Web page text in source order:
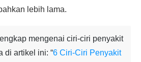
lebih lama.
mengenai ciri-ciri penyakit
di artikel ini: “6 Ciri-Ciri Penyakit